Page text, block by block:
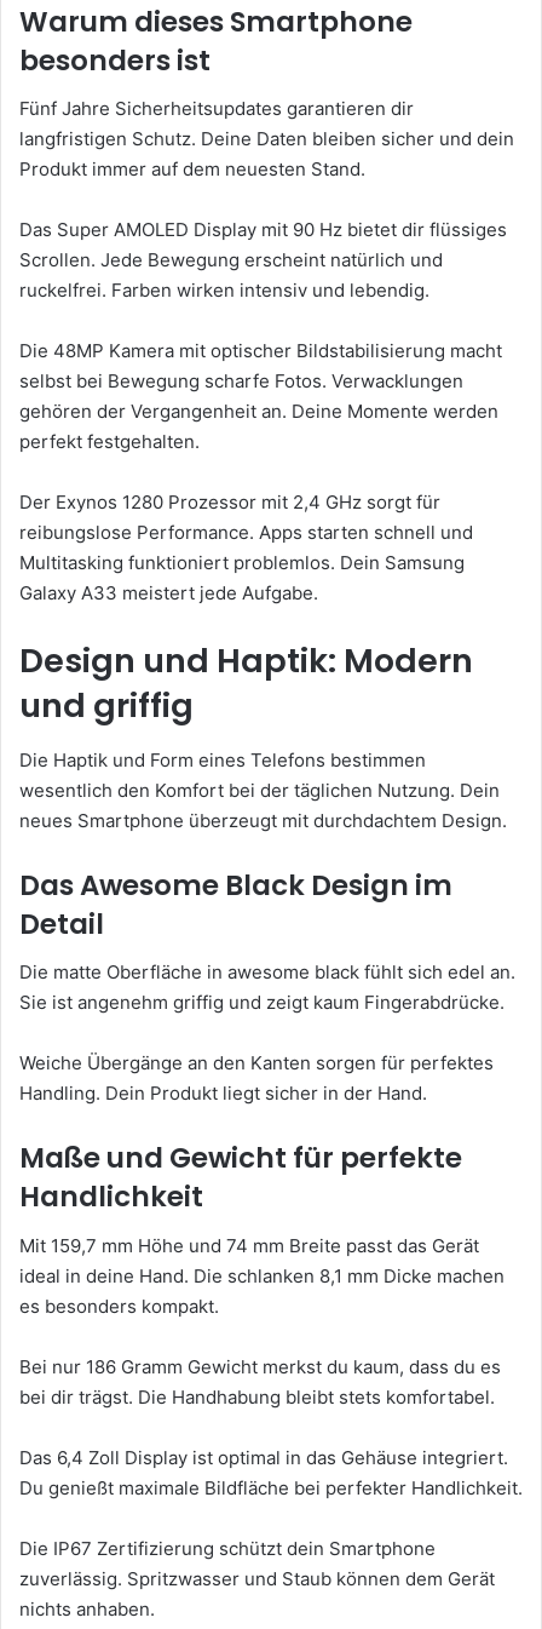
Warum dieses Smartphone
besonders ist
Fünf Jahre Sicherheitsupdates garantieren dir
langfristigen Schutz. Deine Daten bleiben sicher und dein
Produkt immer auf dem neuesten Stand.
Das Super AMOLED Display mit 90 Hz bietet dir flüssiges
Scrollen. Jede Bewegung erscheint natürlich und
ruckelfrei. Farben wirken intensiv und lebendig.
Die 48MP Kamera mit optischer Bildstabilisierung macht
selbst bei Bewegung scharfe Fotos. Verwacklungen
gehören der Vergangenheit an. Deine Momente werden
perfekt festgehalten.
Der Exynos 1280 Prozessor mit 2,4 GHz sorgt für
reibungslose Performance. Apps starten schnell und
Multitasking funktioniert problemlos. Dein Samsung
Galaxy A33 meistert jede Aufgabe.
Design und Haptik: Modern
und griffig
Die Haptik und Form eines Telefons bestimmen
wesentlich den Komfort bei der täglichen Nutzung. Dein
neues Smartphone überzeugt mit durchdachtem Design.
Das Awesome Black Design im
Detail
Die matte Oberfläche in awesome black fühlt sich edel an.
Sie ist angenehm griffig und zeigt kaum Fingerabdrücke.
Weiche Übergänge an den Kanten sorgen für perfektes
Handling. Dein Produkt liegt sicher in der Hand.
Maße und Gewicht für perfekte
Handlichkeit
Mit 159,7 mm Höhe und 74 mm Breite passt das Gerät
ideal in deine Hand. Die schlanken 8,1 mm Dicke machen
es besonders kompakt.
Bei nur 186 Gramm Gewicht merkst du kaum, dass du es
bei dir trägst. Die Handhabung bleibt stets komfortabel.
Das 6,4 Zoll Display ist optimal in das Gehäuse integriert.
Du genießt maximale Bildfläche bei perfekter Handlichkeit.
Die IP67 Zertifizierung schützt dein Smartphone
zuverlässig. Spritzwasser und Staub können dem Gerät
nichts anhaben.